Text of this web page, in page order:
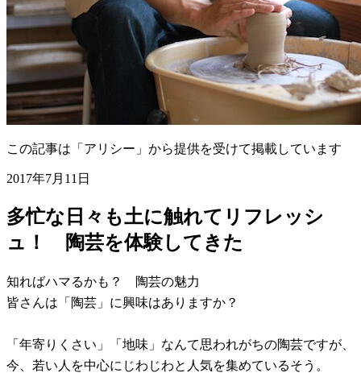
この記事は「アリシー」から提供を受けて掲載しています
2017年7月11日
多忙な日々も土に触れてリフレッシ
ュ！ 陶芸を体験してきた
知ればハマるかも？ 陶芸の魅力
皆さんは「陶芸」に興味はありますか？
「年寄りくさい」「地味」なんて思われがちの陶芸ですが、
今、若い人を中心にじわじわと人気を集めているそう。